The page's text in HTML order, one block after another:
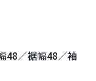
48／裾幅48／袖